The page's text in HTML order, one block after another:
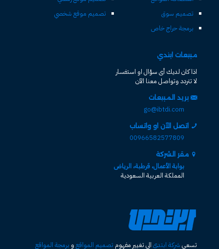
تصميم سوق
برمجة حراج خاص
تصميم موقع شخصي
مبيعات ابتدي
اذا كان لديك أى سؤال او استفسار
لا تتردد وتواصل معنا الآن
بريد المبيعات
go@ibtdi.com
اتصل الآن او واتساب
00966582577809
مقر الشركة
بوابة الأعمال، قرطبة، الرياض
المملكة العربية السعودية
تسعى شركة ابتدي الى تغيير مفهوم تصميم المواقع و برمجة المواقع